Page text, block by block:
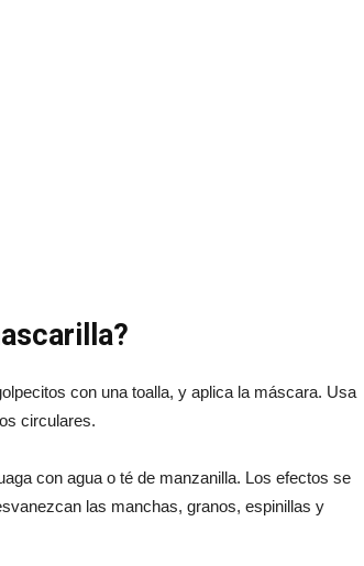
con una toalla, y aplica la máscara. Usa
circulares.
con agua o té de manzanilla. Los efectos se
las manchas, granos, espinillas y